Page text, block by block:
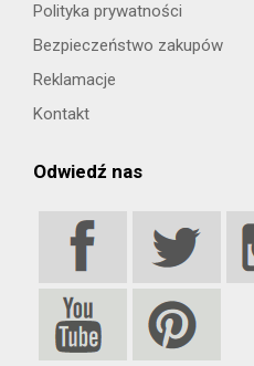
Polityka prywatności
Bezpieczeństwo zakupów
Reklamacje
Kontakt
Odwiedź nas